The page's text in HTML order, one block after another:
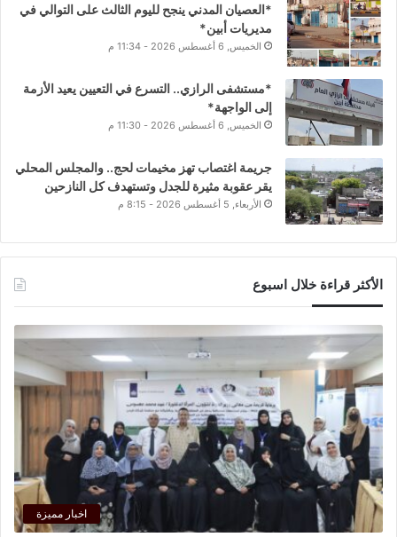
*العصيان المدني ينجح لليوم الثالث على التوالي في
مديريات أبين*
الخميس, 6 أغسطس 2026 - 11:34 م
*مستشفى الرازي.. التسرع في التعيين يعيد الأزمة
إلى الواجهة*
الخميس, 6 أغسطس 2026 - 11:30 م
جريمة اغتصاب تهز مخيمات لحج.. والمجلس المحلي
يقر عقوبة مثيرة للجدل وتستهدف كل النازحين
الأربعاء, 5 أغسطس 2026 - 8:15 م
الأكثر قراءة خلال اسبوع
اخبار مميزة